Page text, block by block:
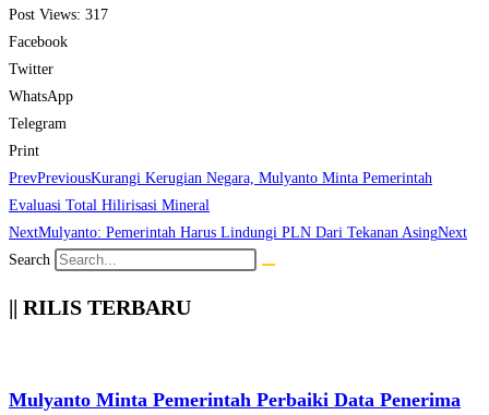
Post Views: 317
Facebook
Twitter
WhatsApp
Telegram
Print
PrevPreviousKurangi Kerugian Negara, Mulyanto Minta Pemerintah
Evaluasi Total Hilirisasi Mineral
NextMulyanto: Pemerintah Harus Lindungi PLN Dari Tekanan AsingNext
Search
|| RILIS TERBARU
Mulyanto Minta Pemerintah Perbaiki Data Penerima